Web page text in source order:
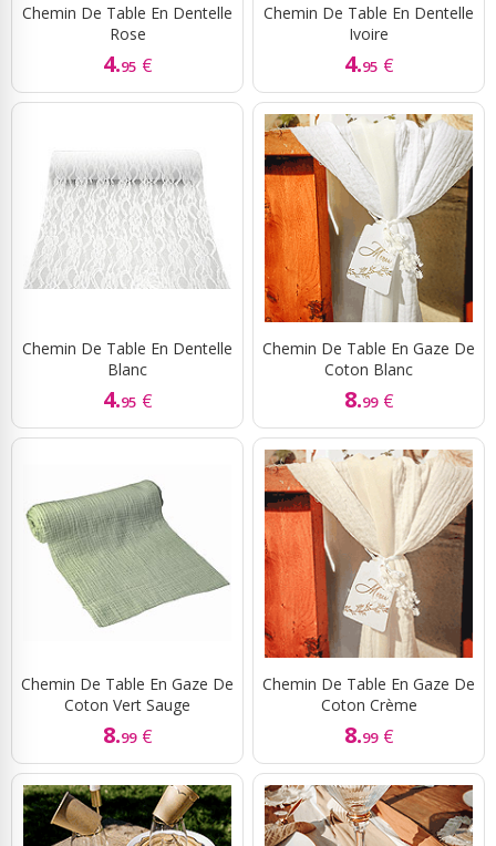
Chemin De Table En Dentelle
Rose
4.95 €
Chemin De Table En Dentelle
Ivoire
4.95 €
Chemin De Table En Dentelle
Blanc
4.95 €
Chemin De Table En Gaze De
Coton Blanc
8.99 €
Chemin De Table En Gaze De
Coton Vert Sauge
8.99 €
Chemin De Table En Gaze De
Coton Crème
8.99 €